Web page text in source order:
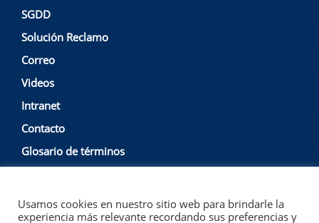
SGDD
Solución Reclamo
Correo
Videos
Intranet
Contacto
Glosario de términos
Política de Privacidad y Protección de Datos
Empresa
Nacional de Puertos S.A. @ Copyright 2022
Usamos cookies en nuestro sitio web para brindarle la
experiencia más relevante recordando sus preferencias y